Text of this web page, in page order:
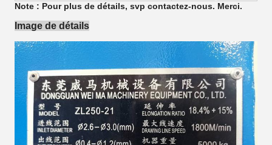
Note : Pour plus de détails, svp contactez-nous. Merci.
Image de détails